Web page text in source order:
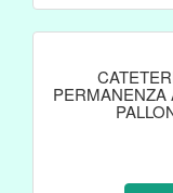
PERMANENZA